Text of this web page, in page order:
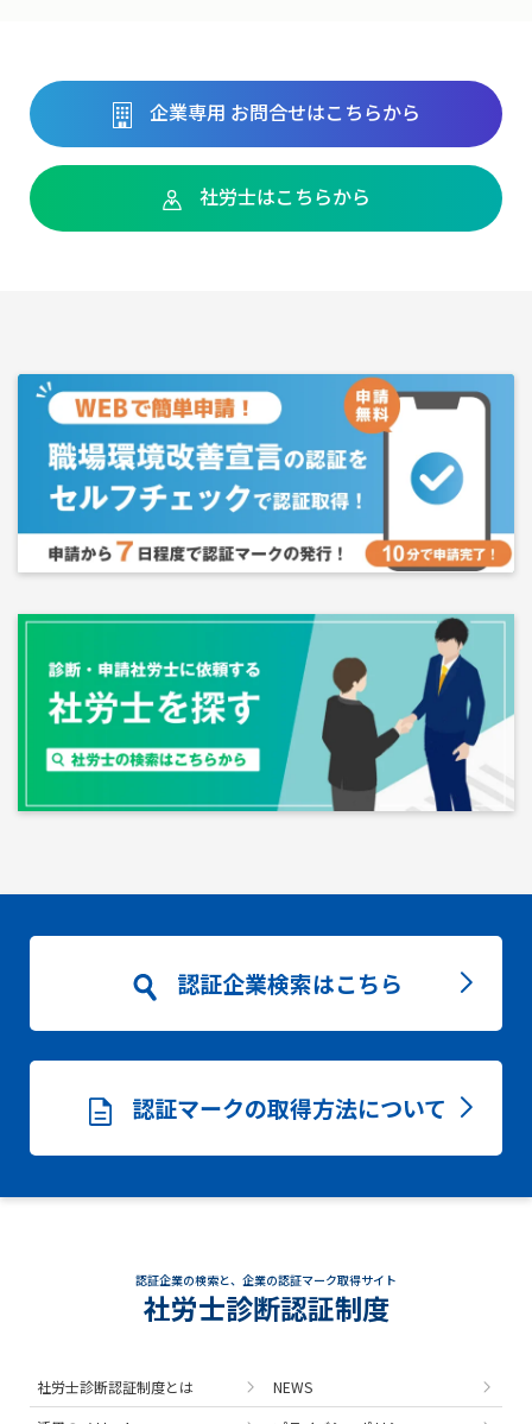
企業専用 お問合せはこちらから
社労士はこちらから
認証企業検索はこちら
認証マークの取得方法について
認証企業の検索と、企業の認証マーク取得サイト
社労士診断認証制度
社労士診断認証制度とは
NEWS